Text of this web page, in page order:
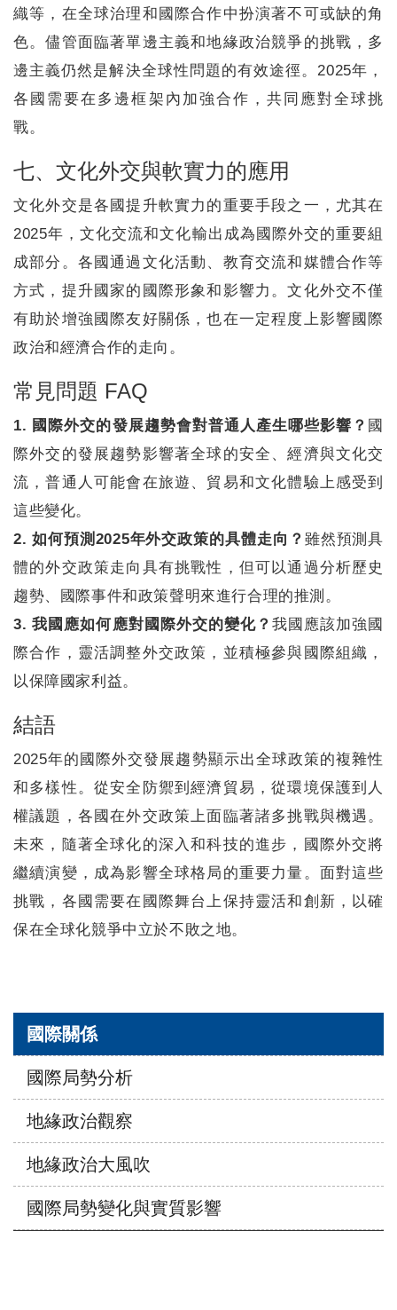
織等，在全球治理和國際合作中扮演著不可或缺的角
色。儘管面臨著單邊主義和地緣政治競爭的挑戰，多
邊主義仍然是解決全球性問題的有效途徑。2025年，
各國需要在多邊框架內加強合作，共同應對全球挑
戰。
七、文化外交與軟實力的應用
文化外交是各國提升軟實力的重要手段之一，尤其在
2025年，文化交流和文化輸出成為國際外交的重要組
成部分。各國通過文化活動、教育交流和媒體合作等
方式，提升國家的國際形象和影響力。文化外交不僅
有助於增強國際友好關係，也在一定程度上影響國際
政治和經濟合作的走向。
常見問題 FAQ
1. 國際外交的發展趨勢會對普通人產生哪些影響？ 國
際外交的發展趨勢影響著全球的安全、經濟與文化交
流，普通人可能會在旅遊、貿易和文化體驗上感受到
這些變化。
2. 如何預測2025年外交政策的具體走向？ 雖然預測具
體的外交政策走向具有挑戰性，但可以通過分析歷史
趨勢、國際事件和政策聲明來進行合理的推測。
3. 我國應如何應對國際外交的變化？我國應該加強國
際合作，靈活調整外交政策，並積極參與國際組織，
以保障國家利益。
結語
2025年的國際外交發展趨勢顯示出全球政策的複雜性
和多樣性。從安全防禦到經濟貿易，從環境保護到人
權議題，各國在外交政策上面臨著諸多挑戰與機遇。
未來，隨著全球化的深入和科技的進步，國際外交將
繼續演變，成為影響全球格局的重要力量。面對這些
挑戰，各國需要在國際舞台上保持靈活和創新，以確
保在全球化競爭中立於不敗之地。
國際關係
國際局勢分析
地緣政治觀察
地緣政治大風吹
國際局勢變化與實質影響